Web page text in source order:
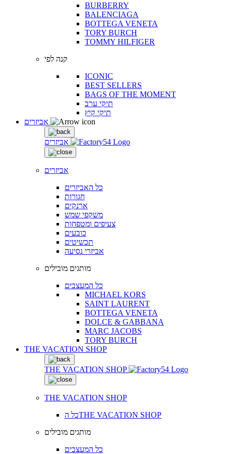
BURBERRY
BALENCIAGA
BOTTEGA VENETA
TORY BURCH
TOMMY HILFIGER
קנה לפי
ICONIC
BEST SELLERS
BAGS OF THE MOMENT
תיקי ערב
תיקי קיץ
אביזרים
אביזרים
כל האביזרים
חגורות
ארנקים
משקפי שמש
צעיפים ומטפחות
כובעים
תכשיטים
אביזרי נסיעה
מותגים מובילים
כל המעצבים
MICHAEL KORS
SAINT LAURENT
BOTTEGA VENETA
DOLCE & GABBANA
MARC JACOBS
TORY BURCH
THE VACATION SHOP
THE VACATION SHOP
THE VACATION SHOP
כל הTHE VACATION SHOP
מותגים מובילים
כל המעצבים